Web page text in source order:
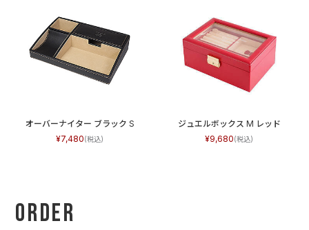
オーバーナイター ブラック S
7,480
ジュエルボックス M レッド
9,680
Order